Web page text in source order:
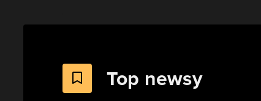
Top newsy